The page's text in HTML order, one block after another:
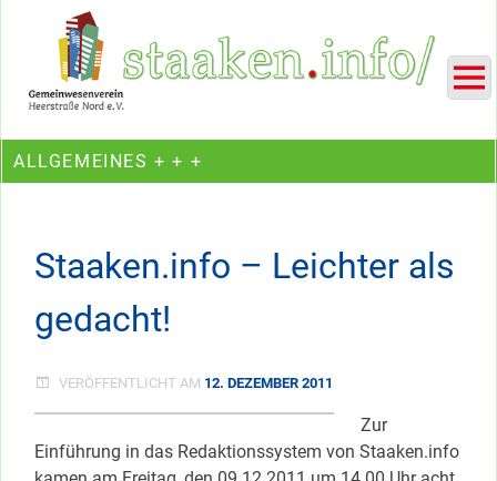
Ein Projekt des Gemeinwesenvereins Heerstraße Nord
ALLGEMEINES + + +
Staaken.info – Leichter als
gedacht!
VERÖFFENTLICHT AM 12. DEZEMBER 2011
Zur
Einführung in das Redaktionssystem von Staaken.info